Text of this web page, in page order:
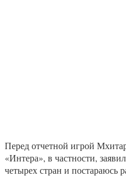
Перед отчетной игрой
«Интера», в частности,
четырех стран и постараюсь